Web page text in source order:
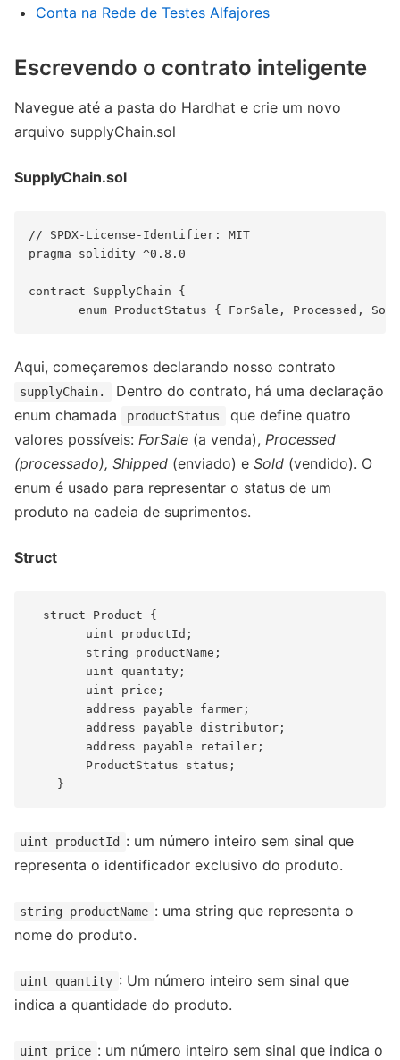
Conta na Rede de Testes Alfajores
Escrevendo o contrato inteligente
Navegue até a pasta do Hardhat e crie um novo
arquivo supplyChain.sol
SupplyChain.sol
// SPDX-License-Identifier: MIT
pragma solidity ^0.8.0
contract SupplyChain {
Aqui, começaremos declarando nosso contrato
supplyChain.
Dentro do contrato, há uma declaração
enum chamada
productStatus
que define quatro
valores possíveis: ForSale (a venda), Processed
(processado), Shipped (enviado) e Sold (vendido). O
enum é usado para representar o status de um
produto na cadeia de suprimentos.
Struct
  struct Product {
        uint productId;
        string productName;
        uint quantity;
        uint price;
        address payable farmer;
        address payable distributor;
        address payable retailer;
        ProductStatus status;
uint productId
: um número inteiro sem sinal que
representa o identificador exclusivo do produto.
string productName : uma string que representa o
nome do produto.
uint quantity : Um número inteiro sem sinal que
indica a quantidade do produto.
uint price : um número inteiro sem sinal que indica o